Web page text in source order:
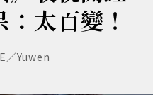
太百變！
／Yuwen